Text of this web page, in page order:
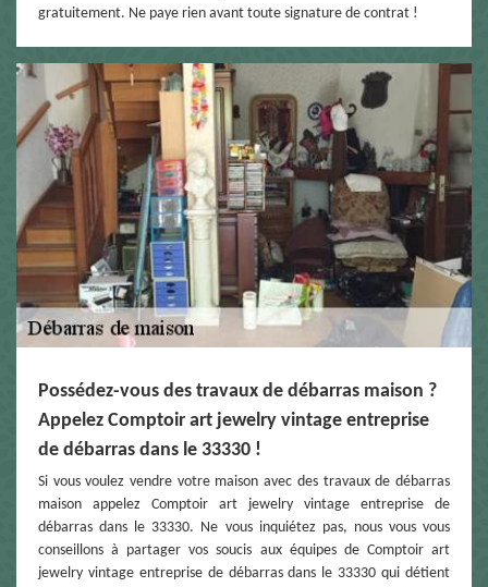
gratuitement. Ne paye rien avant toute signature de contrat !
Possédez-vous des travaux de débarras maison ?
Appelez Comptoir art jewelry vintage entreprise
de débarras dans le 33330 !
Si vous voulez vendre votre maison avec des travaux de débarras
maison appelez Comptoir art jewelry vintage entreprise de
débarras dans le 33330. Ne vous inquiétez pas, nous vous vous
conseillons à partager vos soucis aux équipes de Comptoir art
jewelry vintage entreprise de débarras dans le 33330 qui détient